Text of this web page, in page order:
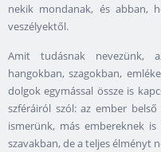
nekik mondanak, és abban,
veszélyektől.
Amit tudásnak nevezünk,
hangokban, szagokban,
dolgok egymással össze is
szféráiról szól: az ember
ismerünk, más embereknek
szavakban, de a teljes élményt